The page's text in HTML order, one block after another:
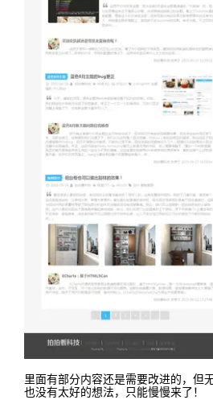
里面有部分内容还是需要改进的，但
也没有太好的想法，只能慢慢来了！